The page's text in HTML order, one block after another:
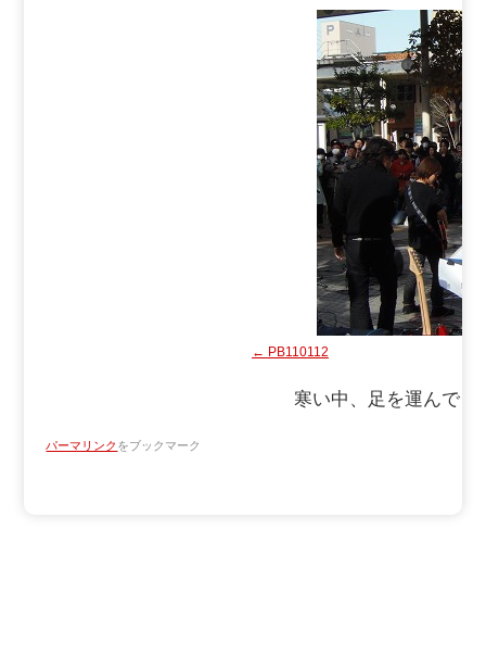
PB110112
寒い中、足を運んで
パーマリンク をブックマーク